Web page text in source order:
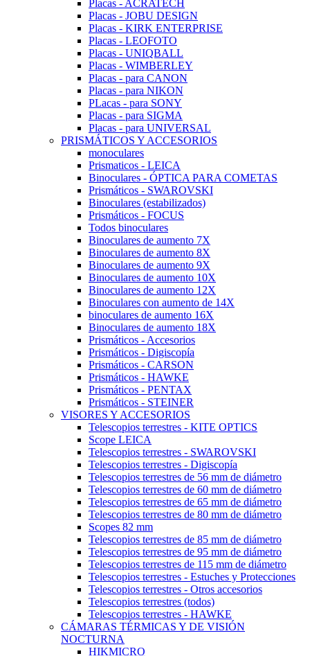
Placas - ACRATECH
Placas - JOBU DESIGN
Placas - KIRK ENTERPRISE
Placas - LEOFOTO
Placas - UNIQBALL
Placas - WIMBERLEY
Placas - para CANON
Placas - para NIKON
PLacas - para SONY
Placas - para SIGMA
Placas - para UNIVERSAL
PRISMÁTICOS Y ACCESORIOS
monoculares
Prismaticos - LEICA
Binoculares - ÓPTICA PARA COMETAS
Prismáticos - SWAROVSKI
Binoculares (estabilizados)
Prismáticos - FOCUS
Todos binoculares
Binoculares de aumento 7X
Binoculares de aumento 8X
Binoculares de aumento 9X
Binoculares de aumento 10X
Binoculares de aumento 12X
Binoculares con aumento de 14X
binoculares de aumento 16X
Binoculares de aumento 18X
Prismáticos - Accesorios
Prismáticos - Digiscopía
Prismáticos - CARSON
Prismáticos - HAWKE
Prismáticos - PENTAX
Prismáticos - STEINER
VISORES Y ACCESORIOS
Telescopios terrestres - KITE OPTICS
Scope LEICA
Telescopios terrestres - SWAROVSKI
Telescopios terrestres - Digiscopía
Telescopios terrestres de 56 mm de diámetro
Telescopios terrestres de 60 mm de diámetro
Telescopios terrestres de 65 mm de diámetro
Telescopios terrestres de 80 mm de diámetro
Scopes 82 mm
Telescopios terrestres de 85 mm de diámetro
Telescopios terrestres de 95 mm de diámetro
Telescopios terrestres de 115 mm de diámetro
Telescopios terrestres - Estuches y Protecciones
Telescopios terrestres - Otros accesorios
Telescopios terrestres (todos)
Telescopios terrestres - HAWKE
CÁMARAS TÉRMICAS Y DE VISIÓN
NOCTURNA
HIKMICRO